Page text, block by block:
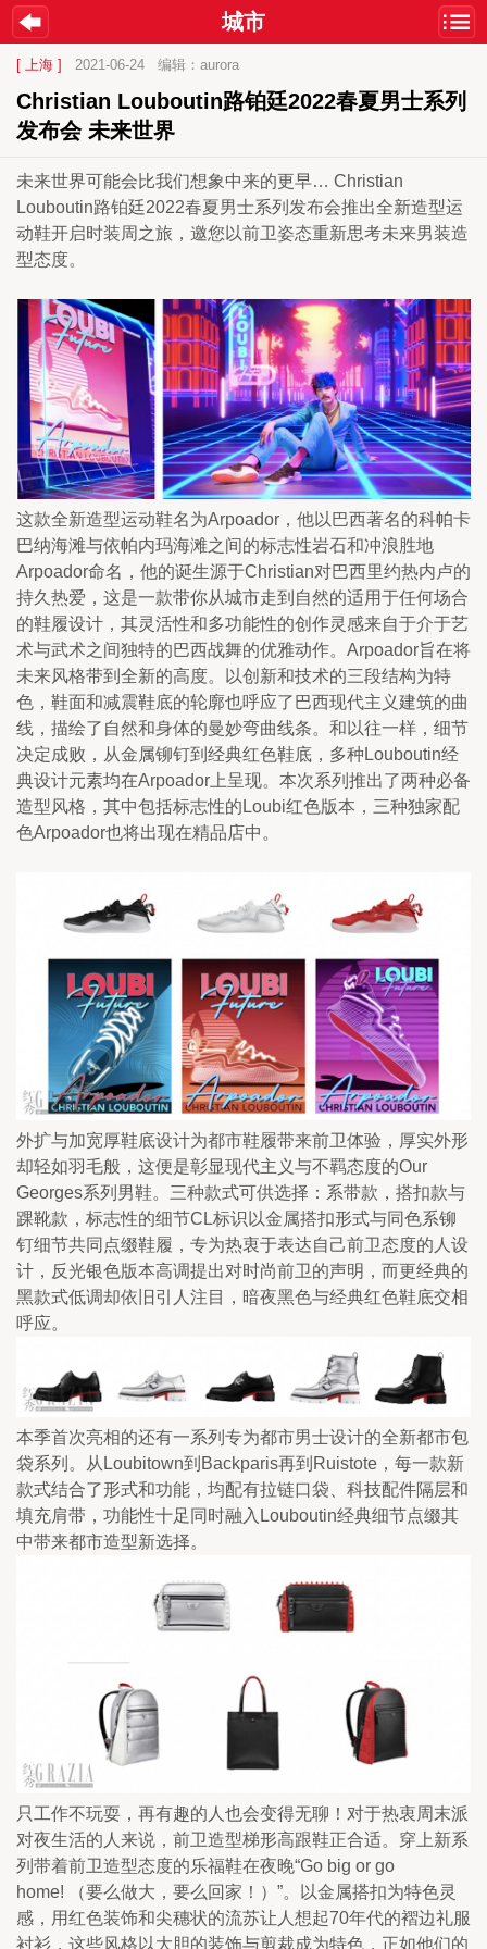
城市
[ 上海 ] 2021-06-24 编辑：aurora
Christian Louboutin路铂廷2022春夏男士系列
发布会 未来世界
未来世界可能会比我们想象中来的更早… Christian
Louboutin路铂廷2022春夏男士系列发布会推出全新造型运
动鞋开启时装周之旅，邀您以前卫姿态重新思考未来男装造
型态度。
这款全新造型运动鞋名为Arpoador，他以巴西著名的科帕卡
巴纳海滩与依帕内玛海滩之间的标志性岩石和冲浪胜地
Arpoador命名，他的诞生源于Christian对巴西里约热内卢的
持久热爱，这是一款带你从城市走到自然的适用于任何场合
的鞋履设计，其灵活性和多功能性的创作灵感来自于介于艺
术与武术之间独特的巴西战舞的优雅动作。Arpoador旨在将
未来风格带到全新的高度。以创新和技术的三段结构为特
色，鞋面和减震鞋底的轮廓也呼应了巴西现代主义建筑的曲
线，描绘了自然和身体的曼妙弯曲线条。和以往一样，细节
决定成败，从金属铆钉到经典红色鞋底，多种Louboutin经
典设计元素均在Arpoador上呈现。本次系列推出了两种必备
造型风格，其中包括标志性的Loubi红色版本，三种独家配
色Arpoador也将出现在精品店中。
外扩与加宽厚鞋底设计为都市鞋履带来前卫体验，厚实外形
却轻如羽毛般，这便是彰显现代主义与不羁态度的Our
Georges系列男鞋。三种款式可供选择：系带款，搭扣款与
踝靴款，标志性的细节CL标识以金属搭扣形式与同色系铆
钉细节共同点缀鞋履，专为热衷于表达自己前卫态度的人设
计，反光银色版本高调提出对时尚前卫的声明，而更经典的
黑款式低调却依旧引人注目，暗夜黑色与经典红色鞋底交相
呼应。
本季首次亮相的还有一系列专为都市男士设计的全新都市包
袋系列。从Loubitown到Backparis再到Ruistote，每一款新
款式结合了形式和功能，均配有拉链口袋、科技配件隔层和
填充肩带，功能性十足同时融入Louboutin经典细节点缀其
中带来都市造型新选择。
只工作不玩耍，再有趣的人也会变得无聊！对于热衷周末派
对夜生活的人来说，前卫造型梯形高跟鞋正合适。穿上新系
列带着前卫造型态度的乐福鞋在夜晚“Go big or go
home! （要么做大，要么回家！）”。以金属搭扣为特色灵
感，用红色装饰和尖穗状的流苏让人想起70年代的褶边礼服
衬衫，这些风格以大胆的装饰与剪裁成为特色，正如他们的